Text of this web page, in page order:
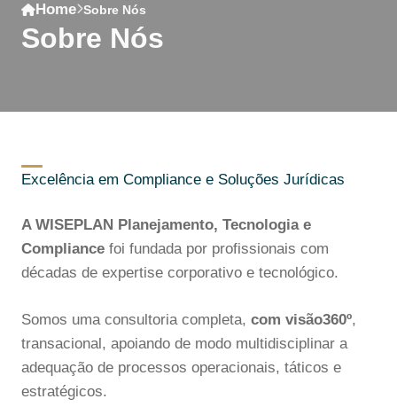
Home Sobre Nós
Sobre Nós
Excelência em Compliance e Soluções Jurídicas
A WISEPLAN Planejamento, Tecnologia e
Compliance foi fundada por profissionais com
décadas de expertise corporativo e tecnológico.
Somos uma consultoria completa, com visão360º,
transacional, apoiando de modo multidisciplinar a
adequação de processos operacionais, táticos e
estratégicos.